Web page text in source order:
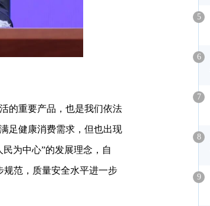
的重要产品，也是我们依法
足健康消费需求，但也出现
为中心”的发展理念，自
规范，质量安全水平进一步
5
6
7
8
9